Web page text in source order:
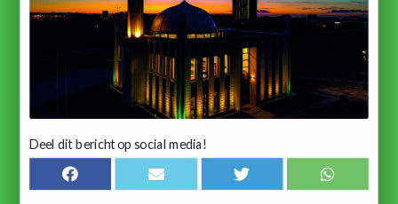
Deel dit bericht op social media!